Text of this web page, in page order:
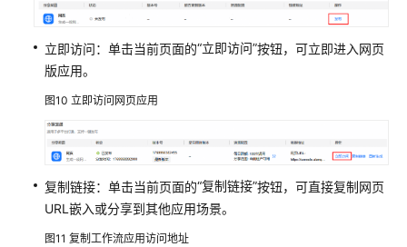
立即访问：单击当前页面的“立即访问”按钮，可立即进入网页
版应用。
图10 立即访问网页应用
复制链接：单击当前页面的“复制链接”按钮，可直接复制网页
URL嵌入或分享到其他应用场景。
图11 复制工作流应用访问地址